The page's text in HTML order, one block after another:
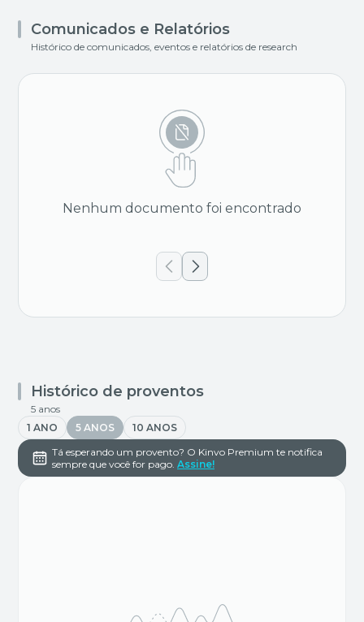
Comunicados e Relatórios
Histórico de comunicados, eventos e relatórios de research
Nenhum documento foi encontrado
Histórico de proventos
5 anos
1 ANO
5 ANOS
10 ANOS
Tá esperando um provento? O Kinvo Premium te notifica
sempre que você for pago. Assine!